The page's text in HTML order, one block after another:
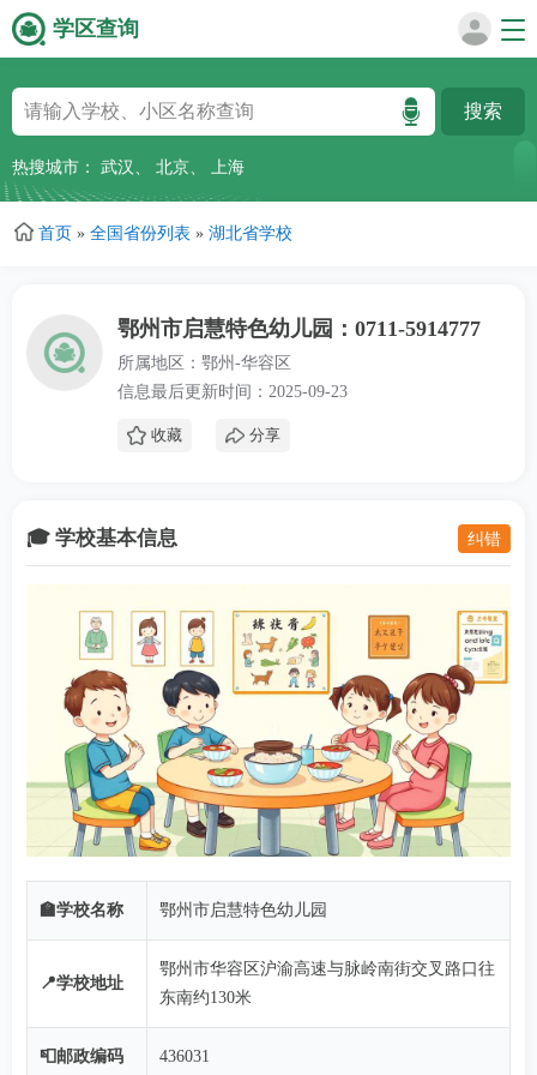
到
主
要
容
学区查询
热搜城市： 武汉 、 北京、 上海
首页 » 全国省份列表 » 湖北省学校
鄂州市启慧特色幼儿园：0711-5914777
所属地区：鄂州-华容区
信息最后更新时间：2025-09-23
收藏 分享
🎓 学校基本信息 纠错
🏫学校名称 鄂州市启慧特色幼儿园
📍学校地址
鄂州市华容区沪渝高速与脉岭南街交叉路口往
东南约130米
📮邮政编码 436031